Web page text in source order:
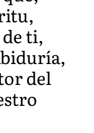
ti,
del